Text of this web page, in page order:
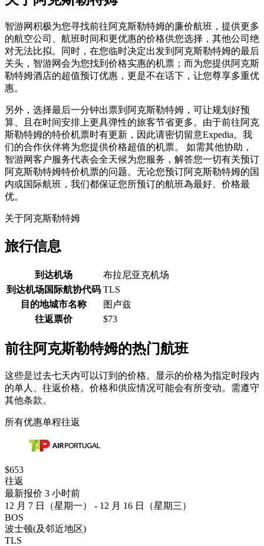
智游网积极为您寻找前往阿克斯勒特姆的廉价航班，提供更多
的航空公司、航班时间和更优惠的价格供您选择，其他公司绝
对无法比拟。同时，在您临时决定出发到阿克斯勒特姆的最后
关头，智游网会为您找到价格实惠的机票；而为您提供阿克斯
勒特姆酒店的超值预订优惠，更是不在话下，让您尊享多重优
惠。
另外，选择最后一分钟出票到阿克斯勒特姆，可让规划好预
算、且在时间安排上更具弹性的旅客节省更多。由于前往阿克
斯勒特姆的特价机票时有更新，因此请密切留意Expedia。我
们的合作伙伴将为您提供价格超值的机票。 如需其他协助，
智游网客户服务代表会全天候为您服务，解答您一切有关预订
阿克斯勒特姆特价机票的问题。无论您预订阿克斯勒特姆的国
内或国际航班，我们都保证您所预订的航班為最好、价格最
优。
关于阿克斯勒特姆
旅行信息
到达机场
布拉尼亚克机场
到达机场国际航协代码 TLS
目的地城市名称
图卢兹
往返票价
$73
前往阿克斯勒特姆的热门航班
这些是过去七天内可以订到的价格。显示的价格为指定时段内
的单人、往返价格。价格和供应情况可能会有所变动。需遵守
其他条款。
所有优惠单程往返
$653
往返
最新报价 3 小时前
12 月 7 日（星期一） - 12 月 16 日（星期三）
BOS
波士顿(及邻近地区)
TLS